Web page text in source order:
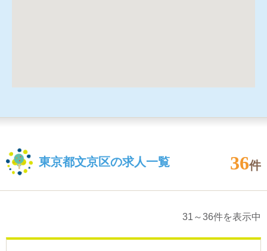
東京都文京区の求人一覧 36件
31～36件を表示中